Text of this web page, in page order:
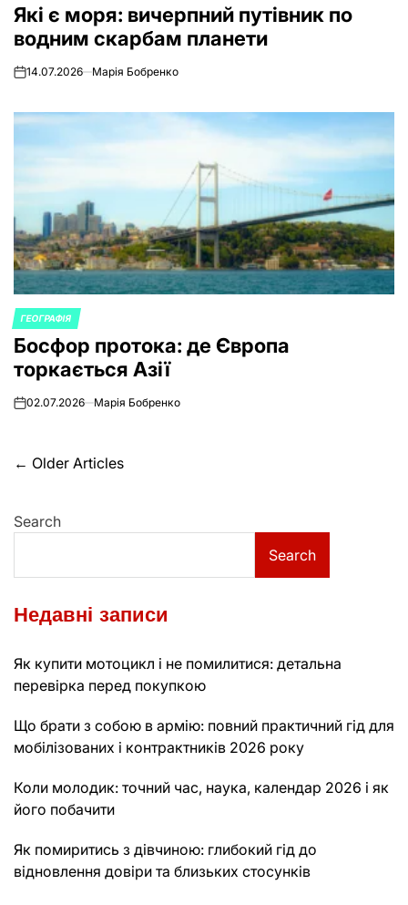
IN
Які є моря: вичерпний путівник по
водним скарбам планети
on14.07.2026 Марія Бобренко
POSTED
IN
ГЕОГРАФІЯ
Босфор протока: де Європа
торкається Азії
on02.07.2026 Марія Бобренко
Posts
← Older Articles
Search
Search
Недавні записи
Як купити мотоцикл і не помилитися: детальна
перевірка перед покупкою
Що брати з собою в армію: повний практичний гід для
мобілізованих і контрактників 2026 року
Коли молодик: точний час, наука, календар 2026 і як
його побачити
Як помиритись з дівчиною: глибокий гід до
відновлення довіри та близьких стосунків